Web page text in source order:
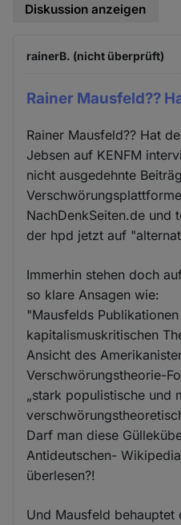
Diskussion anzeigen
rainerB. (nicht überprüft)
Rainer Mausfeld??
Rainer Mausfeld?? Hat
Jebsen auf KENFM
nicht ausgedehnte
NachDenkSeiten.de und
der hpd jetzt auf
Immerhin stehen doch
so klare Ansagen wie:
"Mausfelds
kapitalismuskritischen
Ansicht des
Verschwörungstheorie-
„stark populistische und
Darf man diese
Antideutschen-
überlesen?!
Und Mausfeld